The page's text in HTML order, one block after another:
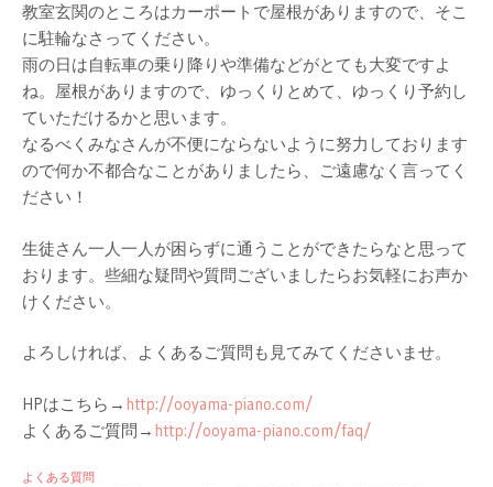
教室玄関のところはカーポートで屋根がありますので、そこ
に駐輪なさってください。
雨の日は自転車の乗り降りや準備などがとても大変ですよ
ね。 屋根がありますので、ゆっくりとめて、ゆっくり予約し
ていただけるかと思います。
なるべくみなさんが不便にならないように努力しております
ので何か不都合なことがありましたら、ご遠慮なく言ってく
ださい！
生徒さん一人一人が困らずに通うことができたらなと思って
おります。 些細な疑問や質問ございましたらお気軽にお声か
けください。
よろしければ、よくあるご質問も見てみてくださいませ。
HPはこちら→ http://ooyama-piano.com/
よくあるご質問→ http://ooyama-piano.com/faq/
よくある質問